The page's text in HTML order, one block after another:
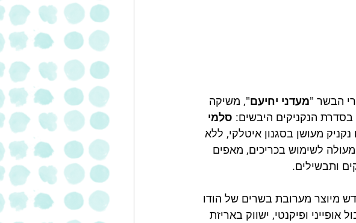
הבשר "מעדני יחיעם", משיקה
הנקניקים היבשים: סלמי
נקניק מעושן בסגנון איטלקי, ללא
מעולה לשימוש בכריכים, מאפים
ותבשילים.
מיוצר מערובת בשרים של הודו
אופייני ופיקנטי, ישווק באריזת